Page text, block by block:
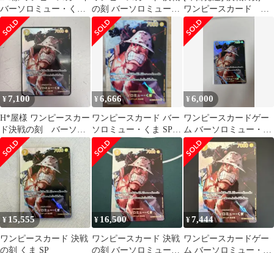
バーソロミュー・くま
決戦の刻 SP
の刻 バーソロミュー・
くまSP
ワンピースカード バ
ーソロミュー・くま
SP
¥7,100
H*屋様 ワンピースカー
ド決戦の刻 バーソロ
ミュー・くま sp
¥6,666
ワンピースカード バー
ソロミュー・くま SP
EB04-054 決戦の刻
¥6,000
ワンピースカードゲー
ム バーソロミュー・く
ま EB04-004
¥ 15,555
ワンピースカード 決戦
の刻 くま SP
¥ 16,500
ワンピースカード 決戦
の刻 バーソロミュー・
¥7,444
ワンピースカードゲー
ム バーソロミュー・く